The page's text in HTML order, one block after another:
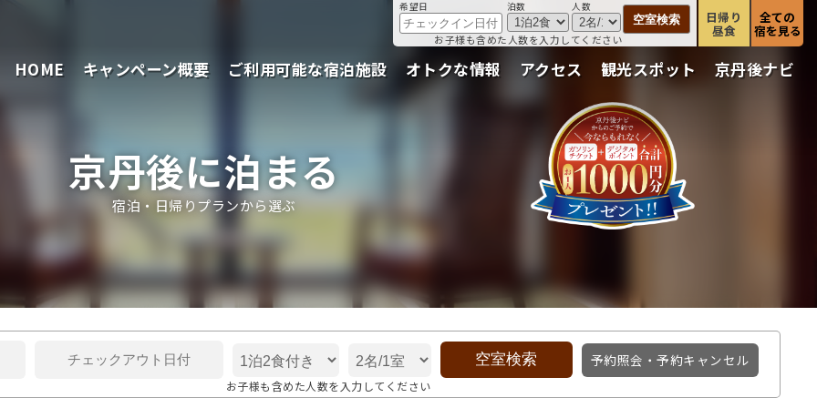
希望日 泊数 人数
お子様も含めた人数を入力してください
日帰り
昼食
全ての
宿を見る
HOME キャンペーン概要 ご利用可能な宿泊施設 オトクな情報 アクセス 観光スポット 京丹後ナビ
京丹後に泊まる
宿泊・日帰りプランから選ぶ
お子様も含めた人数を入力してください
予約照会・予約キャンセル